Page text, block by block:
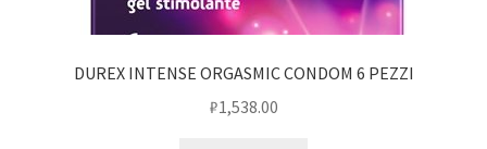
DUREX INTENSE ORGASMIC CONDOM 6 PEZZI
₽1,538.00